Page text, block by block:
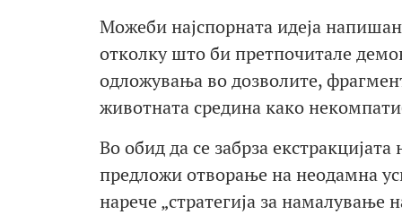
Можеби најспорната идеја
отколку што би претпочитале
одложувања во дозволите,
животната средина како
Во обид да се забрза
предложи отворање на неодамна
нарече „стратегија за намалување